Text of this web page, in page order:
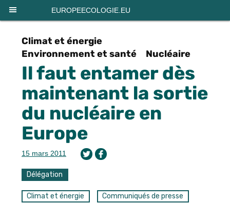
EUROPEECOLOGIE.EU
Climat et énergie
Environnement et santé
Nucléaire
Il faut entamer dès
maintenant la sortie
du nucléaire en
Europe
15 mars 2011
Délégation
Climat et énergie
Communiqués de presse